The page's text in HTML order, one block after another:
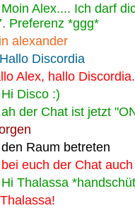
Moin Alex.... Ich darf
Preferenz *ggg*
alexander
Hallo Discordia
Alex, hallo
Hi Disco :)
ah der Chat ist jetzt
Raum betreten
euch der Chat
Hi Thalassa